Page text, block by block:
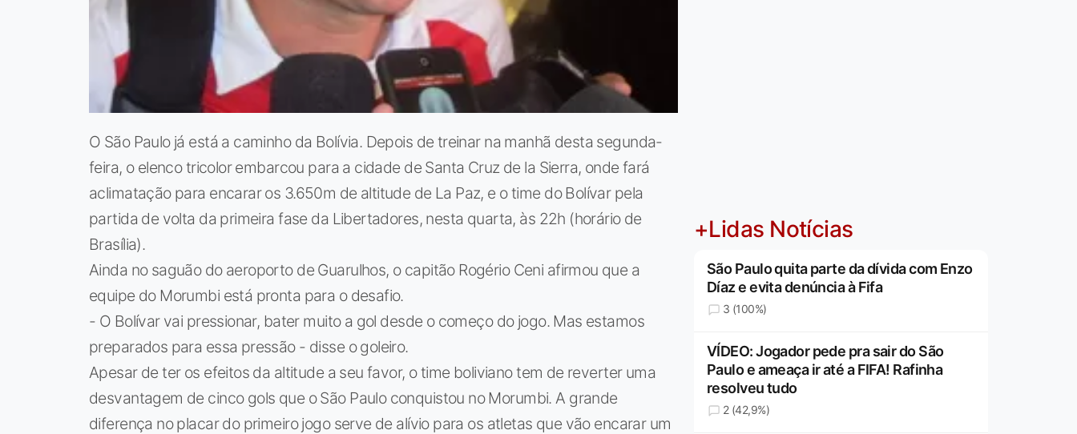
O São Paulo já está a caminho da Bolívia. Depois de treinar na manhã desta segunda-
feira, o elenco tricolor embarcou para a cidade de Santa Cruz de la Sierra, onde fará
aclimatação para encarar os 3.650m de altitude de La Paz, e o time do Bolívar pela
partida de volta da primeira fase da Libertadores, nesta quarta, às 22h (horário de
Brasília).
Ainda no saguão do aeroporto de Guarulhos, o capitão Rogério Ceni afirmou que a
equipe do Morumbi está pronta para o desafio.
- O Bolívar vai pressionar, bater muito a gol desde o começo do jogo. Mas estamos
preparados para essa pressão - disse o goleiro.
Apesar de ter os efeitos da altitude a seu favor, o time boliviano tem de reverter uma
desvantagem de cinco gols que o São Paulo conquistou no Morumbi. A grande
diferença no placar do primeiro jogo serve de alívio para os atletas que vão encarar um
+Lidas Notícias
São Paulo quita parte da dívida com Enzo
Díaz e evita denúncia à Fifa
3 (100%)
VÍDEO: Jogador pede pra sair do São
Paulo e ameaça ir até a FIFA! Rafinha
resolveu tudo
2 (42,9%)